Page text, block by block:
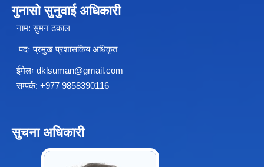
गुनासो सुनुवाई अधिकारी
नाम: सुमन ढकाल
पदः प्रमुख प्रशासकिय अधिकृत
ईमेलः dklsuman@gmail.com
सम्पर्क: +977 9858390116
सुचना अधिकारी